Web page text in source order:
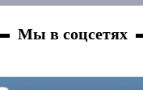
Мы в соцсетях